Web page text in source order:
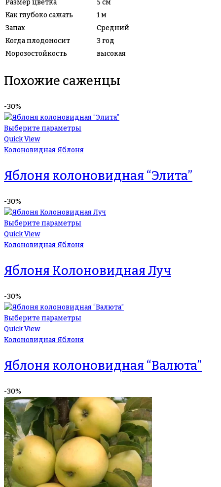
Размер цветка
5 см
Как глубоко сажать
1 м
Запах
Средний
Когда плодоносит
3 год
Морозостойкость
высокая
Похожие саженцы
-30%
Выберите параметры
Quick View
Колоновидная Яблоня
Яблоня колоновидная “Элита”
-30%
Выберите параметры
Quick View
Колоновидная Яблоня
Яблоня Колоновидная Луч
-30%
Выберите параметры
Quick View
Колоновидная Яблоня
Яблоня колоновидная “Валюта”
-30%